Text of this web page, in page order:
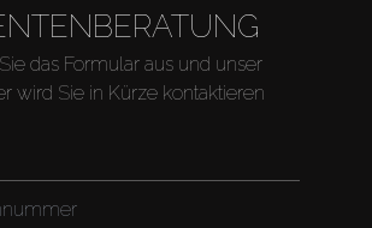
das Formular aus und unser
wird Sie in Kürze kontaktieren